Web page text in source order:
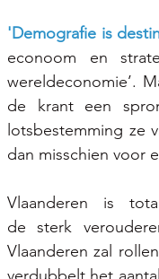
'Demografie is
econoom en
wereldeconomie’.
de krant een
lotsbestemming ze
dan misschien voor
Vlaanderen is
de sterk
Vlaanderen zal